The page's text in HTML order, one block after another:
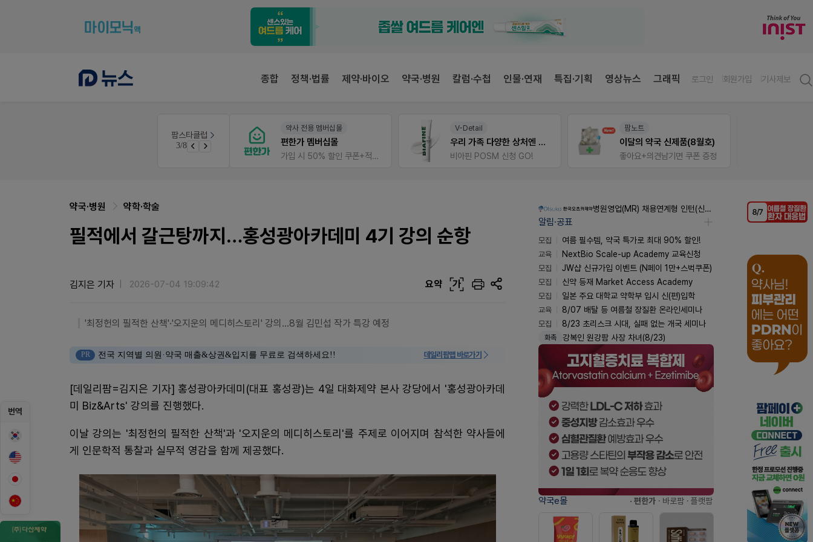
종합 정책·법률 제약·바이오 약국·병원 칼럼·수첩 인물·연재 특집·기획 영상뉴스 그래픽 로그인 회원가입 기사제보
팜스타클럽
3/8 약국 첫 채용공고 0원+'한번 더' 무료 연장
약사 전용 멤버십몰
편한가 멤버십몰
가입 시 50% 할인 쿠폰+적립금까지!
V-Detail
우리 가족 다양한 상처엔 비아핀!
비아핀 POSM 신청 GO!
팜노트
이달의 약국 신제품(8월호)
좋아요+의견남기면 쿠폰 증정
번역
약국·병원 약학·학술
필적에서 갈근탕까지…홍성광아카데미 4기 강의 순항
김지은 기자 2026-07-04 19:09:42 요약 가
'최정헌의 필적한 산책'·'오지운의 메디히스토리' 강의…8월 김민섭 작가 특강 예정
PR 전국 지역별 의원·약국 매출&상권&입지를 무료로 검색하세요!! 데일리팜맵 바로가기
[데일리팜=김지은 기자] 홍성광아카데미(대표 홍성광)는 4일 대화제약 본사 강당에서 '홍성광아카데
미 Biz&Arts' 강의를 진행했다.
이날 강의는 '최정헌의 필적한 산책'과 '오지운의 메디히스토리'를 주제로 이어지며 참석한 약사들에
게 인문학적 통찰과 실무적 영감을 함께 제공했다.
병원영업(MR) 채용연계형 인턴(신입사원) 모집 공고
알림·공표
모집
여름 필수템, 약국 특가로 최대 90% 할인!
교육
NextBio Scale-up Academy 교육신청
모집
JW샵 신규가입 이벤트 (N페이 1만+스벅쿠폰)
모집
신약 등재 Market Access Academy
모집
일본 주요 대학교 약학부 입시 신(편)입학
교육
8/07 배탈 등 여름철 장질환 온라인세미나
모집
8/23 초리스크 시대, 실패 없는 개국 세미나
화촉 강복인 원강팜 사장 차녀(8/23)
약국e몰 · 편한가 · 바로팜 · 플랫팜